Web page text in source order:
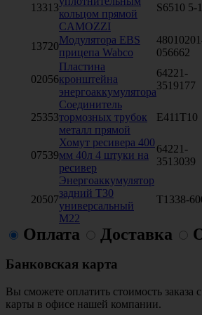
13313
кольцом прямой
CAMOZZI
S6510 5-
13720
Модулятора EBS
прицепа Wabco
056662
02056
Пластина
кронштейна
энергоаккумулятора
64221-
3519177
25353
Соединитель
тормозных трубок
металл прямой
E411T10
07539
Хомут ресивера 400
мм 40л 4 штуки на
ресивер
64221-
3513039
20507
Энергоаккумулятор
задний Т30
универсальный
М22
T1338-
Оплата Доставка
Банковская карта
Вы сможете оплатить стоимость заказа
карты в офисе нашей компании.